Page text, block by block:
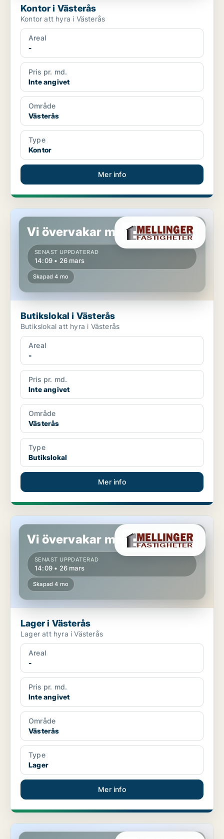
Kontor i Västerås
Kontor att hyra i Västerås
Areal
-
Pris pr. md.
Inte angivet
Område
Västerås
Type
Kontor
Mer info
Butikslokal i Västerås
Vi övervakar marknaden!
SENAST UPPDATERAD
14:09 • 26 mars
Skapad 4 mo
Butikslokal i Västerås
Butikslokal att hyra i Västerås
Areal
-
Pris pr. md.
Inte angivet
Område
Västerås
Type
Butikslokal
Mer info
Lager i Västerås
Vi övervakar marknaden!
SENAST UPPDATERAD
14:09 • 26 mars
Skapad 4 mo
Lager i Västerås
Lager att hyra i Västerås
Areal
-
Pris pr. md.
Inte angivet
Område
Västerås
Type
Lager
Mer info
Kontor i Västerås